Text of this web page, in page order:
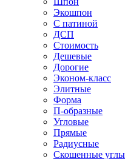
Экошпон
С патиной
ДСП
Стоимость
Дешевые
Дорогие
Эконом-класс
Элитные
Форма
П-образные
Угловые
Прямые
Радиусные
Скошенные углы